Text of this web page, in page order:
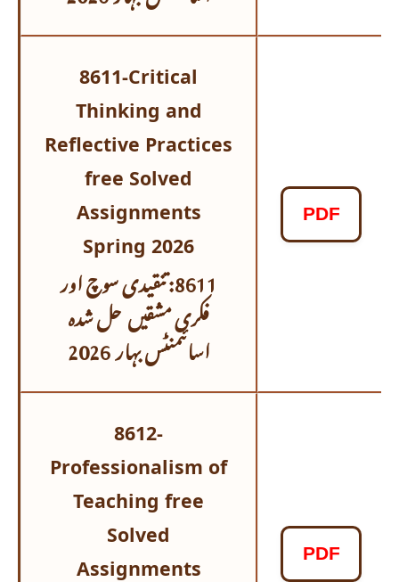
8611-Critical
Thinking and
Reflective Practices
free Solved
Assignments
Spring 2026
8611: تنقیدی سوچ اور
فکری مشقیں حل شدہ
اسائنمنٹسبہار 2026
PDF
8612-
Professionalism of
Teaching free
Solved
Assignments
PDF